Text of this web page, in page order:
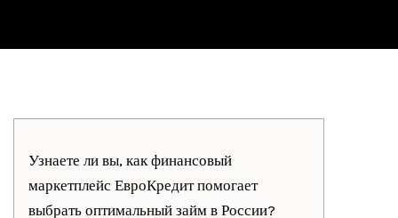
Узнаете ли вы, как финансовый
маркетплейс ЕвроКредит помогает
выбрать оптимальный займ в России?